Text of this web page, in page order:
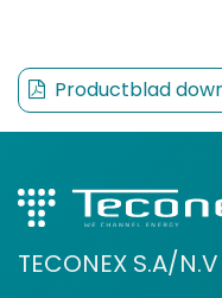
Productblad
TECONEX S.A/N.V